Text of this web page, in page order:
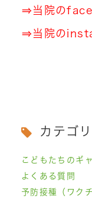
⇒当院の
⇒当院の
カテゴ
こどもたちのギ
よくある質問
予防接種（ワクチ